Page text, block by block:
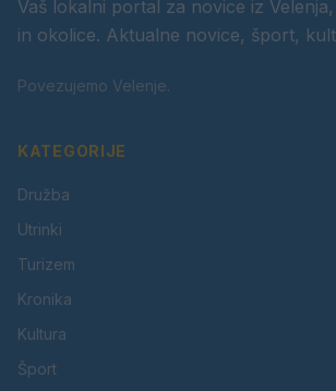
Vaš lokalni portal za novice iz
in okolice. Aktualne novice, šport,
Povezujemo Velenje.
KATEGORIJE
Družba
Utrinki
Turizem
Kronika
Kultura
Šport